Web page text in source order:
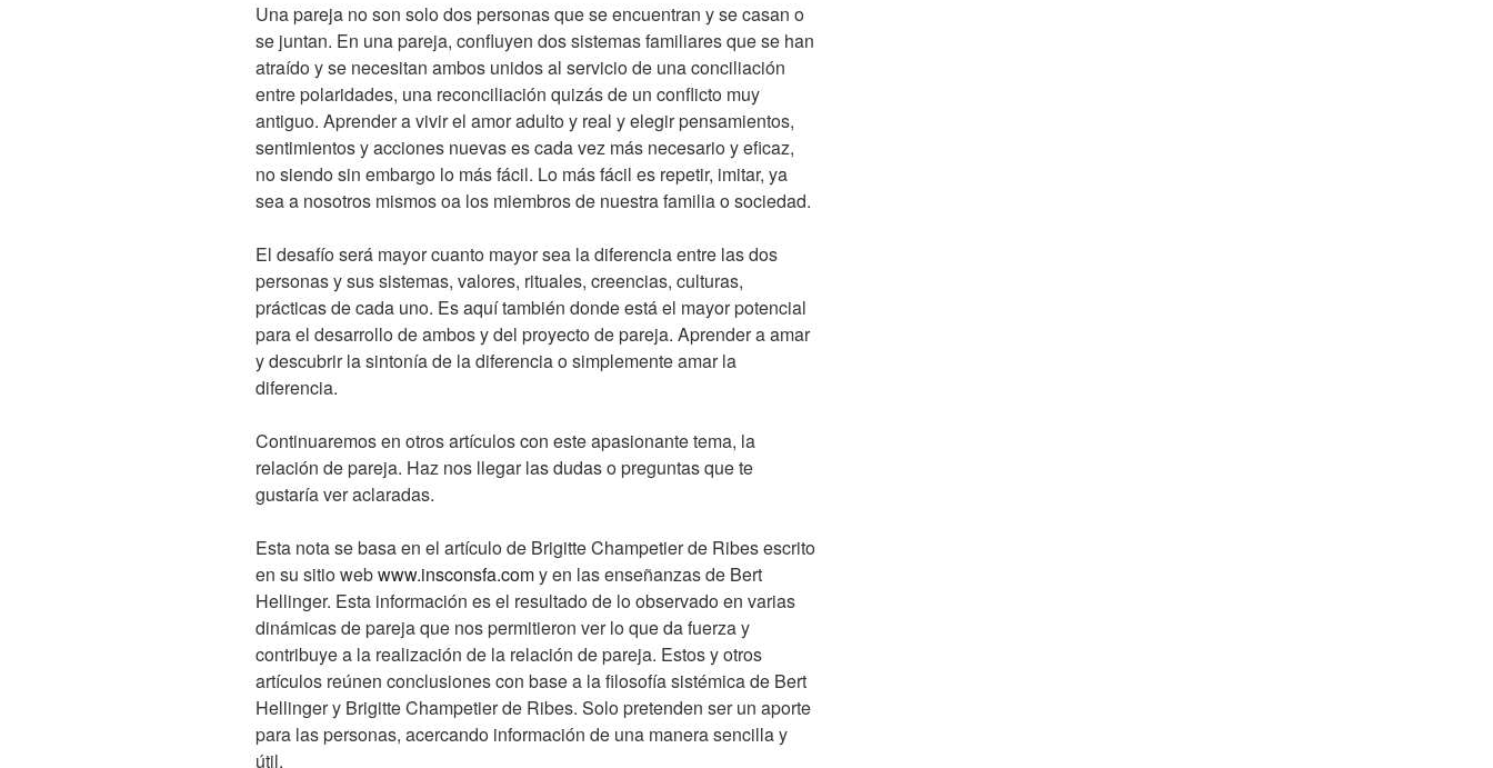
Una pareja no son solo dos personas que se encuentran y se casan o
se juntan. En una pareja, confluyen dos sistemas familiares que se han
atraído y se necesitan ambos unidos al servicio de una conciliación
entre polaridades, una reconciliación quizás de un conflicto muy
antiguo. Aprender a vivir el amor adulto y real y elegir pensamientos,
sentimientos y acciones nuevas es cada vez más necesario y eficaz,
no siendo sin embargo lo más fácil. Lo más fácil es repetir, imitar, ya
sea a nosotros mismos oa los miembros de nuestra familia o sociedad.
El desafío será mayor cuanto mayor sea la diferencia entre las dos
personas y sus sistemas, valores, rituales, creencias, culturas,
prácticas de cada uno. Es aquí también donde está el mayor potencial
para el desarrollo de ambos y del proyecto de pareja. Aprender a amar
y descubrir la sintonía de la diferencia o simplemente amar la
diferencia.
Continuaremos en otros artículos con este apasionante tema, la
relación de pareja. Haz nos llegar las dudas o preguntas que te
gustaría ver aclaradas.
Esta nota se basa en el artículo de Brigitte Champetier de Ribes escrito
en su sitio webwww.insconsfa.comy en las enseñanzas de Bert
Hellinger. Esta información es el resultado de lo observado en varias
dinámicas de pareja que nos permitieron ver lo que da fuerza y
contribuye a la realización de la relación de pareja. Estos y otros
artículos reúnen conclusiones con base a la filosofía sistémica de Bert
Hellinger y Brigitte Champetier de Ribes. Solo pretenden ser un aporte
para las personas, acercando información de una manera sencilla y
útil.